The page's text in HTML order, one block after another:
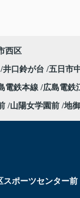
西区
井口鈴が台 五日市
電鉄本線 広島電鉄
山陽女学園前 地
ポーツセンター前